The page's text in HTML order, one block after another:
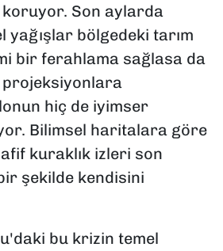
Son aylarda
yağışlar bölgedeki tarım
bir ferahlama sağlasa da
projeksiyonlara
hiç de iyimser
Bilimsel haritalara göre
kuraklık izleri son
şekilde kendisini
bu krizin temel